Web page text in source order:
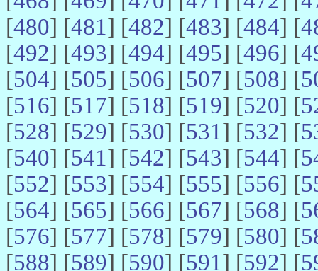
[480] [481] [482] [483] [484] [
[492] [493] [494] [495] [496] [
[504] [505] [506] [507] [508] [
[516] [517] [518] [519] [520] [
[528] [529] [530] [531] [532] [
[540] [541] [542] [543] [544] [
[552] [553] [554] [555] [556] [
[564] [565] [566] [567] [568] [
[576] [577] [578] [579] [580] [
[588] [589] [590] [591] [592] [